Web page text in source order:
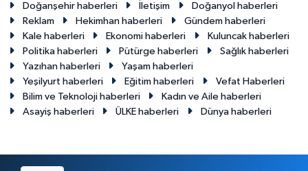
Doğanşehir haberleri
İletişim
Doğanyol haberleri
Reklam
Hekimhan haberleri
Gündem haberleri
Kale haberleri
Ekonomi haberleri
Kuluncak haberleri
Politika haberleri
Pütürge haberleri
Sağlık haberleri
Yazıhan haberleri
Yaşam haberleri
Yeşilyurt haberleri
Eğitim haberleri
Vefat Haberleri
Bilim ve Teknoloji haberleri
Kadın ve Aile haberleri
Asayiş haberleri
ÜLKE haberleri Dünya haberleri